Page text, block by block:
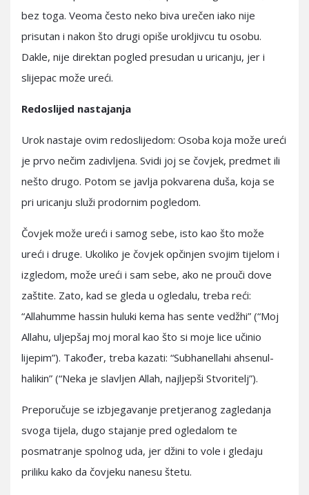
bez toga. Veoma često neko biva urečen iako nije
prisutan i nakon što drugi opiše urokljivcu tu osobu.
Dakle, nije direktan pogled presudan u uricanju, jer i
slijepac može ureći.
Redoslijed nastajanja
Urok nastaje ovim redoslijedom: Osoba koja može ureći
je prvo nečim zadivljena. Svidi joj se čovjek, predmet ili
nešto drugo. Potom se javlja pokvarena duša, koja se
pri uricanju služi prodornim pogledom.
Čovjek može ureći i samog sebe, isto kao što može
ureći i druge. Ukoliko je čovjek opčinjen svojim tijelom i
izgledom, može ureći i sam sebe, ako ne prouči dove
zaštite. Zato, kad se gleda u ogledalu, treba reći:
“Allahumme hassin huluki kema has sente vedžhi” (“Moj
Allahu, uljepšaj moj moral kao što si moje lice učinio
lijepim”). Također, treba kazati: “Subhanellahi ahsenul-
halikin” (“Neka je slavljen Allah, najljepši Stvoritelj”).
Preporučuje se izbjegavanje pretjeranog zagledanja
svoga tijela, dugo stajanje pred ogledalom te
posmatranje spolnog uda, jer džini to vole i gledaju
priliku kako da čovjeku nanesu štetu.